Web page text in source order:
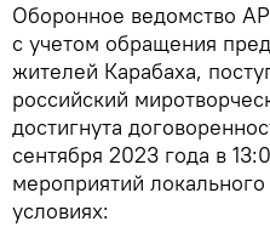
Оборонное ведомство
с учетом обращения
жителей Карабаха,
российский
достигнута
сентября 2023 года в
мероприятий
условиях: